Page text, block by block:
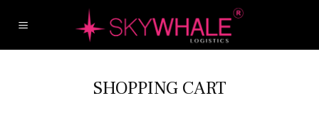
SHOPPING CART